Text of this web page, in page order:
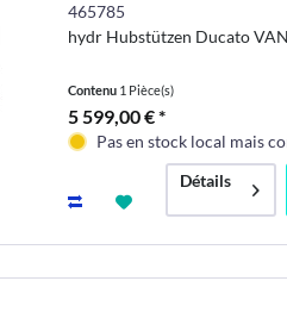
465785
hydr Hubstützen Ducato
Contenu 1 Pièce(s)
5 599,00 € *
Pas en stock local mais
Détails